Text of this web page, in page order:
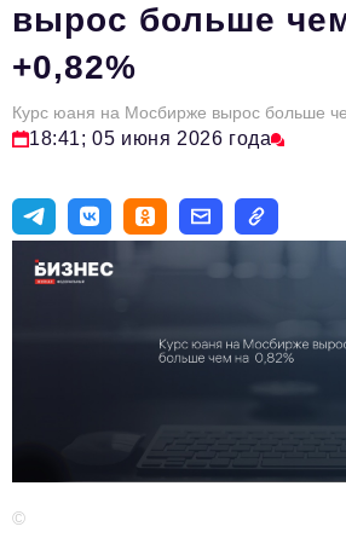
Персона номера
Юридический практикум
Стиль жизни
Импортозамещение
Авторские материалы
Телефон редакции:
Электронные почты редакции:
Информационный отдел
вырос больше
+0,82%
Курс юаня на Мосбирже вырос больше
18:41; 05 июня 2026 года
©